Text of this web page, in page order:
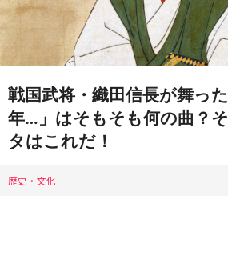
戦国武将・織田信長が舞っ
年…」はそもそも何の曲？
タはこれだ！
歴史・文化